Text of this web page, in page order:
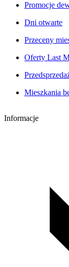
Promocje
Dni otwarte
Przeceny
Oferty Last
Mieszkania
Informacje